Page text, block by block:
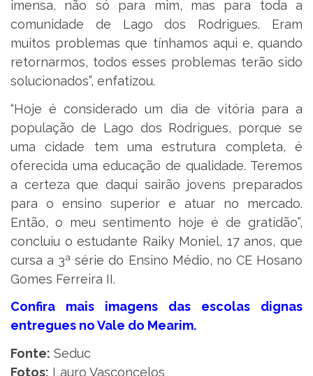
imensa, não só para mim, mas para toda a
comunidade de Lago dos Rodrigues. Eram
muitos problemas que tínhamos aqui e, quando
retornarmos, todos esses problemas terão sido
solucionados”, enfatizou.
“Hoje é considerado um dia de vitória para a
população de Lago dos Rodrigues, porque se
uma cidade tem uma estrutura completa, é
oferecida uma educação de qualidade. Teremos
a certeza que daqui sairão jovens preparados
para o ensino superior e atuar no mercado.
Então, o meu sentimento hoje é de gratidão”,
concluiu o estudante Raiky Moniel, 17 anos, que
cursa a 3ª série do Ensino Médio, no CE Hosano
Gomes Ferreira II.
Confira mais imagens das escolas dignas
entregues no Vale do Mearim.
Fonte: Seduc
Fotos: Lauro Vasconcelos